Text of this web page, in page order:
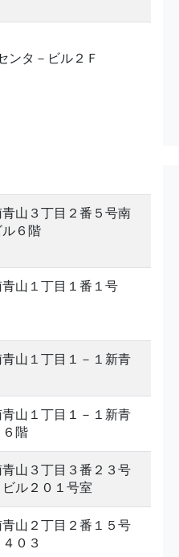
ンタ－ビル２Ｆ
山３丁目２番５号南
６階
山１丁目１番１号
山１丁目１－１新青
山１丁目１－１新青
階
山３丁目３番２３号
ル２０１号室
山２丁目２番１５号
０３